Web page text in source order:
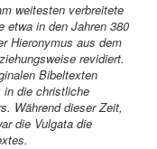
weitesten verbreitete
etwa in den Jahren 380
Hieronymus aus dem
revidiert.
Bibeltexten
in die christliche
Während dieser Zeit,
die Vulgata die